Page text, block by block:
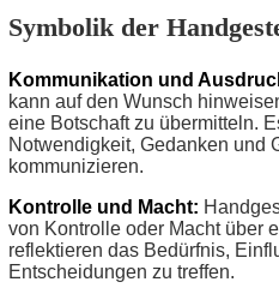
Symbolik der
Kommunikation und
kann auf den Wunsch
eine Botschaft zu übermitteln.
Notwendigkeit, Gedanken und
kommunizieren.
Kontrolle und Macht:
von Kontrolle oder Macht über
reflektieren das Bedürfnis,
Entscheidungen zu treffen.